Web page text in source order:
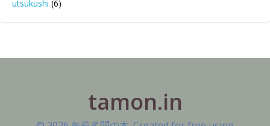
utsukushi (6)
tamon.in